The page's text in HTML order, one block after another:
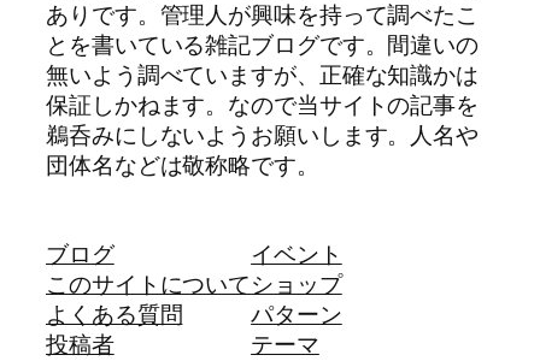
ありです。管理人が興味を持って調べたこ
とを書いている雑記ブログです。間違いの
無いよう調べていますが、正確な知識かは
保証しかねます。なので当サイトの記事を
鵜呑みにしないようお願いします。人名や
団体名などは敬称略です。
ブログ
このサイトについて
よくある質問
投稿者
イベント
ショップ
パターン
テーマ